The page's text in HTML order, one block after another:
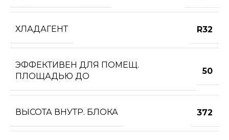
ХЛАДАГЕНТ R32
ЭФФЕКТИВЕН ДЛЯ ПОМЕЩ.
ПЛОЩАДЬЮ ДО
50
ВЫСОТА ВНУТР. БЛОКА 372